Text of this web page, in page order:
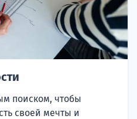
поиском, чтобы
своей мечты и